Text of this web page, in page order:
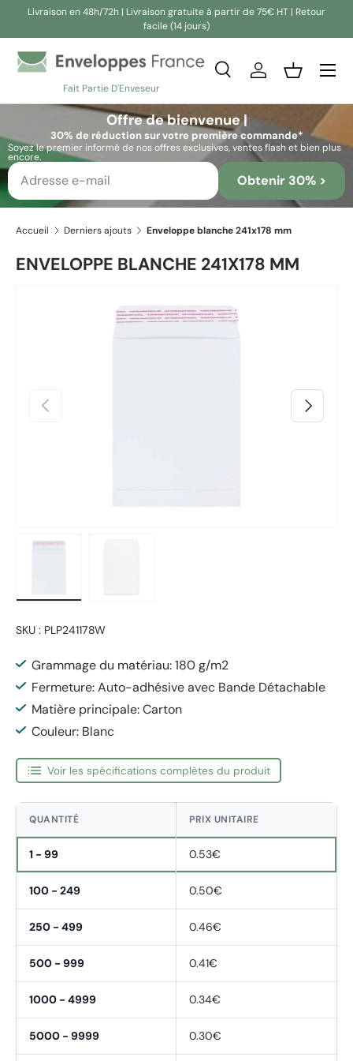
Livraison en 48h/72h | Livraison gratuite à partir de 75€ HT | Retour
facile (14 jours)
Fait Partie D'Enveseur
Recherche
Rechercher
RechercheSe connecter
Panier
Offre de bienvenue |
30% de réduction sur votre première commande*
Soyez le premier informé de nos offres exclusives, ventes flash et bien plus
encore.
Obtenir 30% >
Accueil Derniers ajouts Enveloppe blanche 241x178 mm
ENVELOPPE BLANCHE 241X178 MM
Passer aux informations produits
Précédent Suivant
SKU : PLP241178W
Grammage du matériau: 180 g/m2
Fermeture: Auto-adhésive avec Bande Détachable
Matière principale: Carton
Couleur: Blanc
Voir les spécifications complètes du produit
QUANTITÉ PRIX UNITAIRE
1 - 99 0.53€
100 - 249 0.50€
250 - 499 0.46€
500 - 999 0.41€
1000 - 4999 0.34€
5000 - 9999 0.30€